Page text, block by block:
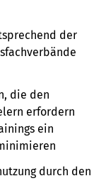
der
die den
erfordern
ein
durch den